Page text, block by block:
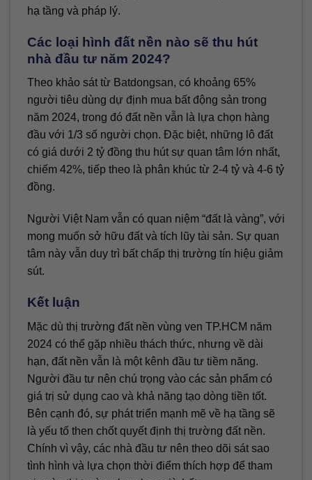
hạ tầng và pháp lý.
Các loại hình đất nền nào sẽ thu hút
nhà đầu tư năm 2024?
Theo khảo sát từ Batdongsan, có khoảng 65%
người tiêu dùng dự định mua bất động sản trong
năm 2024, trong đó đất nền vẫn là lựa chọn hàng
đầu với 1/3 số người chọn. Đặc biệt, những lô đất
có giá dưới 2 tỷ đồng thu hút sự quan tâm lớn nhất,
chiếm 42%, tiếp theo là phân khúc từ 2-4 tỷ và 4-6 tỷ
đồng.
Người Việt Nam vẫn có quan niệm “đất là vàng”, với
mong muốn sở hữu đất và tích lũy tài sản. Sự quan
tâm này vẫn duy trì bất chấp thị trường tín hiệu giảm
sút.
Kết luận
Mặc dù thị trường đất nền vùng ven TP.HCM năm
2024 có thể gặp nhiều thách thức, nhưng về dài
hạn, đất nền vẫn là một kênh đầu tư tiềm năng.
Người đầu tư nên chú trọng vào các sản phẩm có
giá trị sử dụng cao và khả năng tạo dòng tiền tốt.
Bên cạnh đó, sự phát triển mạnh mẽ về hạ tầng sẽ
là yếu tố then chốt quyết định thị trường đất nền.
Chính vì vậy, các nhà đầu tư nên theo dõi sát sao
tình hình và lựa chọn thời điểm thích hợp để tham